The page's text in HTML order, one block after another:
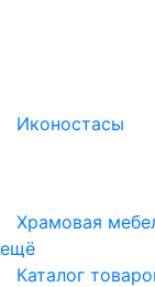
Иконостасы
Храмовая
ещё
Каталог